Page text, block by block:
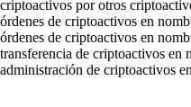
criptoactivos por otros
órdenes de criptoactivos en
órdenes de criptoactivos en
transferencia de criptoactivos en
administración de criptoactivos